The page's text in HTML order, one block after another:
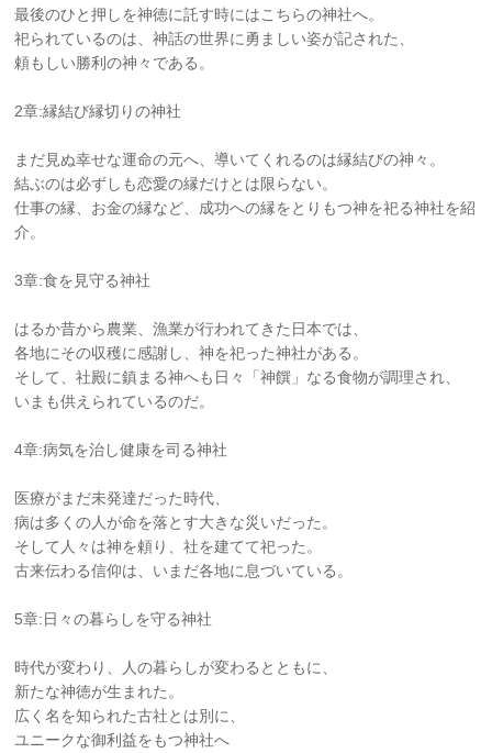
最後のひと押しを神徳に託す時にはこちらの神社へ。
祀られているのは、神話の世界に勇ましい姿が記された、
頼もしい勝利の神々である。
2章:縁結び縁切りの神社
まだ見ぬ幸せな運命の元へ、導いてくれるのは縁結びの神々。
結ぶのは必ずしも恋愛の縁だけとは限らない。
仕事の縁、お金の縁など、成功への縁をとりもつ神を祀る神社を紹
介。
3章:食を見守る神社
はるか昔から農業、漁業が行われてきた日本では、
各地にその収穫に感謝し、神を祀った神社がある。
そして、社殿に鎮まる神へも日々「神饌」なる食物が調理され、
いまも供えられているのだ。
4章:病気を治し健康を司る神社
医療がまだ未発達だった時代、
病は多くの人が命を落とす大きな災いだった。
そして人々は神を頼り、社を建てて祀った。
古来伝わる信仰は、いまだ各地に息づいている。
5章:日々の暮らしを守る神社
時代が変わり、人の暮らしが変わるとともに、
新たな神徳が生まれた。
広く名を知られた古社とは別に、
ユニークな御利益をもつ神社へ